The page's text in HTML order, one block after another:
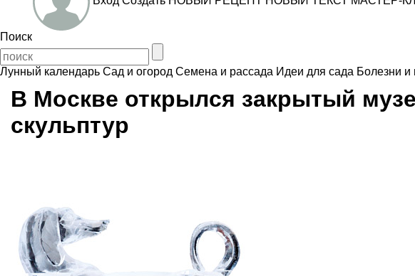
Поиск
Лунный календарь Сад и огород Семена и рассада Идеи для сада Болезни и
В Москве открылся закрытый
скульптур